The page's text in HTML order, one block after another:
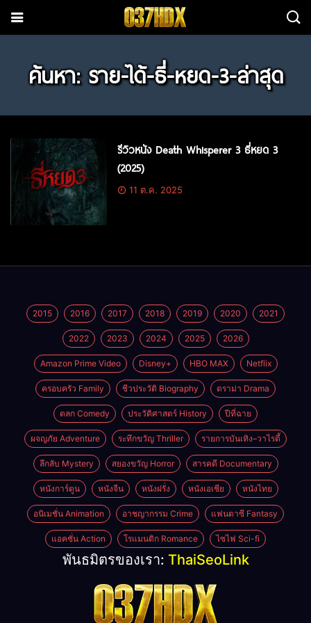
ค้นหา: ราย-ได้-ธี่-หยด-3-ล่าสุด
รีวิวหนัง Death Whisperer 3 ธี่หยด 3
(2025)
11 ต.ค. 2025
2015 2016 2017 2018 2019 2020 2021
2022 2023 2024 2025 2026
Amazon Prime Video Disney+ HBO MAX Netflix
ครอบครัว Family ชีวประวัติ Biography ดราม่า Drama
ตลก Comedy ประวัติศาสตร์ History ปีที่ฉาย
ผจญภัย Adventure ระทึกขวัญ Thriller รายการบันเทิง–วาไรตี้
ลึกลับ Mystery สยองขวัญ Horror สารคดี Documentary
หนังการ์ตูน หนังจีน หนังฝรั่ง หนังเอเชีย หนังไทย
อนิเมชั่น Animation อาชญากรรม Crime แฟนตาซี Fantasy
แอคชั่น Action โรแมนติก Romance ไซไฟ Sci-fi
พันธมิตรของเรา: ThaiSeoLink